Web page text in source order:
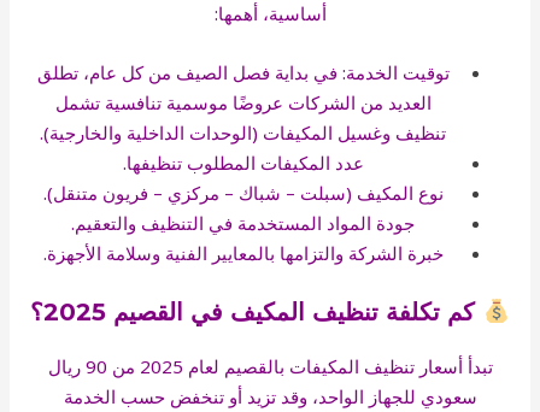
أساسية، أهمها:
توقيت الخدمة: في بداية فصل الصيف من كل عام، تطلق
العديد من الشركات عروضًا موسمية تنافسية تشمل
تنظيف وغسيل المكيفات (الوحدات الداخلية والخارجية).
عدد المكيفات المطلوب تنظيفها.
نوع المكيف (سبلت – شباك – مركزي – فريون متنقل).
جودة المواد المستخدمة في التنظيف والتعقيم.
خبرة الشركة والتزامها بالمعايير الفنية وسلامة الأجهزة.
كم تكلفة تنظيف المكيف في القصيم 2025؟
تبدأ أسعار تنظيف المكيفات بالقصيم لعام 2025 من 90 ريال
سعودي للجهاز الواحد، وقد تزيد أو تنخفض حسب الخدمة